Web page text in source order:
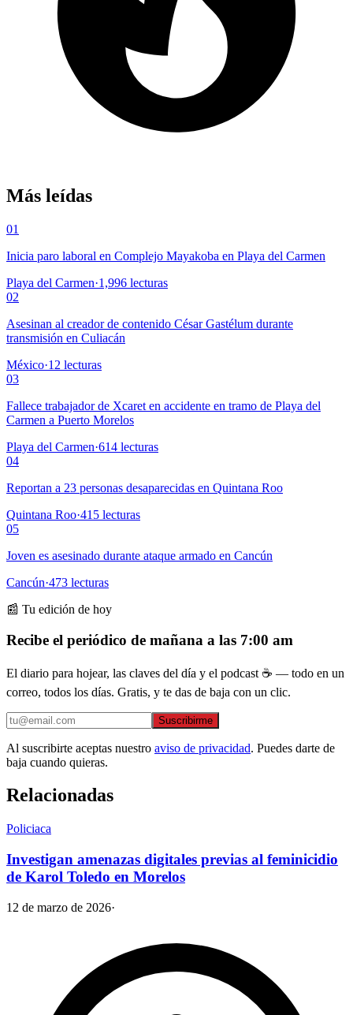
Más leídas
01
Inicia paro laboral en Complejo Mayakoba en Playa del Carmen
Playa del Carmen·1,996 lecturas
02
Asesinan al creador de contenido César Gastélum durante
transmisión en Culiacán
México·12 lecturas
03
Fallece trabajador de Xcaret en accidente en tramo de Playa del
Carmen a Puerto Morelos
Playa del Carmen·614 lecturas
04
Reportan a 23 personas desaparecidas en Quintana Roo
Quintana Roo·415 lecturas
05
Joven es asesinado durante ataque armado en Cancún
Cancún·473 lecturas
📰 Tu edición de hoy
Recibe el periódico de mañana a las 7:00 am
El diario para hojear, las claves del día y el podcast ☕ — todo en un
correo, todos los días. Gratis, y te das de baja con un clic.
Suscribirme
Al suscribirte aceptas nuestro aviso de privacidad. Puedes darte de
baja cuando quieras.
Relacionadas
Policiaca
Investigan amenazas digitales previas al feminicidio
de Karol Toledo en Morelos
12 de marzo de 2026·